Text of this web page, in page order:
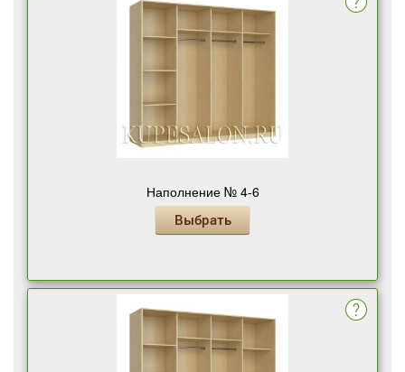
Наполнение № 4-6
Выбрать